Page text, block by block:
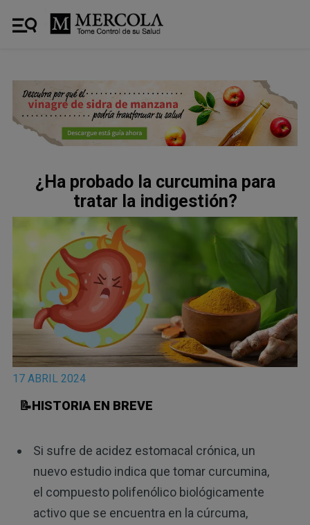
¿Ha probado la curcumina para
tratar la indigestión?
17 ABRIL 2024
📝HISTORIA EN BREVE
Si sufre de acidez estomacal crónica, un
nuevo estudio indica que tomar curcumina,
el compuesto polifenólico biológicamente
activo que se encuentra en la cúrcuma,